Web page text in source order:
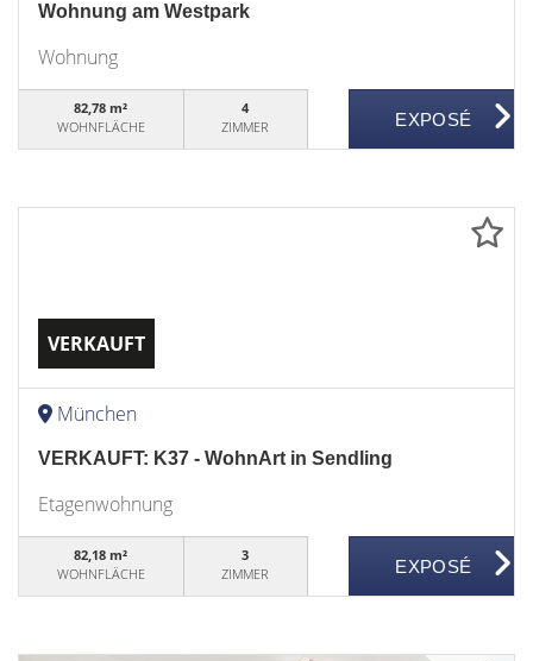
Wohnung am Westpark
Wohnung
82,78 m²
WOHNFLÄCHE
4
ZIMMER
VERKAUFT
München
VERKAUFT: K37 - WohnArt in Sendling
Etagenwohnung
82,18 m²
WOHNFLÄCHE
3
ZIMMER